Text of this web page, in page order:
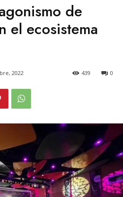
de
el ecosistema
2022 0
439